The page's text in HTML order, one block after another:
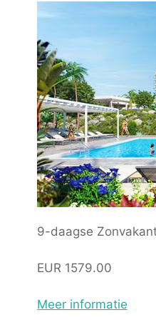
9-daagse
EUR 1579.00
Meer informatie